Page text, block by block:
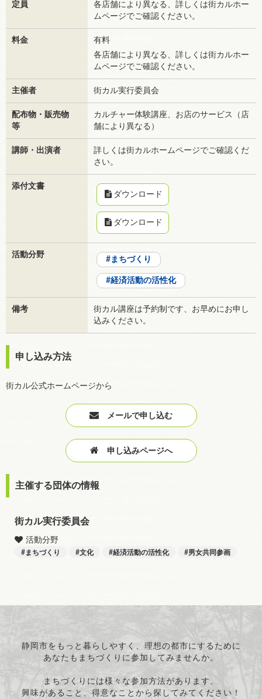
定員
各店舗により異なる、詳しくは街カルホー
ムページでご確認ください。
料金
有料
各店舗により異なる、詳しくは街カルホー
ムページでご確認ください。
主催者 街カル実行委員会
配布物・販売物
等
カルチャー体験講座、お店のサービス（店
舗により異なる）
講師・出演者
詳しくは街カルホームページでご確認くだ
さい。
添付文書
ダウンロード
ダウンロード
活動分野
まちづくり
経済活動の活性化
備考
街カル講座は予約制です、お早めにお申し
込みください。
申し込み方法
街カル公式ホームページから
メールで申し込む
申し込みページへ
主催する団体の情報
街カル実行委員会
活動分野
まちづくり 文化 経済活動の活性化 男女共同参画
静岡市をもっと暮らしやすく、理想の都市にするために
あなたもまちづくりに参加してみませんか。
まちづくりには様々な参加方法があります。
興味があること、得意なことから探してみてください！